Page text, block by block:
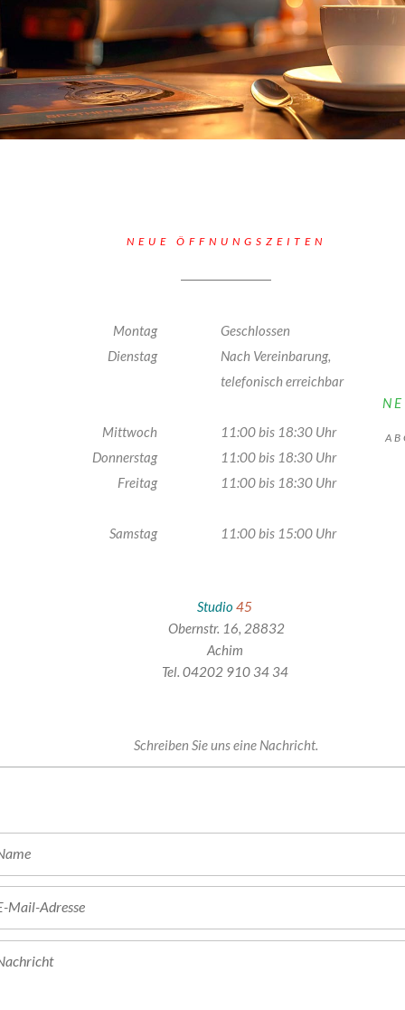
NEUE ÖFFNUNGSZEITEN
Montag
Dienstag
Mittwoch
Donnerstag
Freitag
Samstag
Geschlossen
Nach Vereinbarung,
telefonisch erreichbar
11:00 bis 18:30 Uhr
11:00 bis 18:30 Uhr
11:00 bis 18:30 Uhr
11:00 bis 15:00 Uhr
Studio45
Obernstr. 16, 28832
Achim
Tel. 04202 910 34 34
Schreiben Sie uns eine Nachricht.
Mail-Adresse